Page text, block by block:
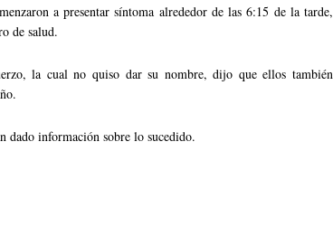
a presentar síntoma alrededor de las 6:15 de la tarde,
de salud.
la cual no quiso dar su nombre, dijo que ellos también
dado información sobre lo sucedido.